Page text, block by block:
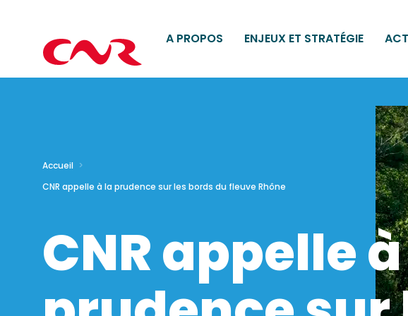
A PROPOS ENJEUX ET STRATÉGIE
Accueil
CNR appelle à la prudence sur les bords du fleuve Rhône
CNR appelle